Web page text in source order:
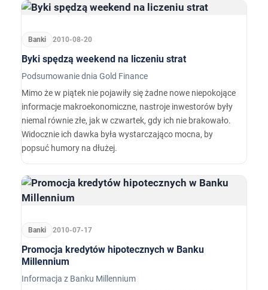
Banki 2010-08-20
Byki spędzą weekend na liczeniu strat
Podsumowanie dnia Gold Finance
Mimo że w piątek nie pojawiły się żadne nowe niepokojące
informacje makroekonomiczne, nastroje inwestorów były
niemal równie złe, jak w czwartek, gdy ich nie brakowało.
Widocznie ich dawka była wystarczająco mocna, by
popsuć humory na dłużej.
Banki 2010-07-17
Promocja kredytów hipotecznych w Banku
Millennium
Informacja z Banku Millennium